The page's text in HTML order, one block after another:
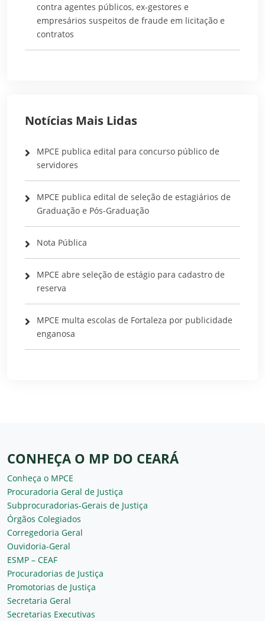
contra agentes públicos, ex-gestores e
empresários suspeitos de fraude em licitação e
contratos
Notícias Mais Lidas
MPCE publica edital para concurso público de
servidores
MPCE publica edital de seleção de estagiários de
Graduação e Pós-Graduação
Nota Pública
MPCE abre seleção de estágio para cadastro de
reserva
MPCE multa escolas de Fortaleza por publicidade
enganosa
CONHEÇA O MP DO CEARÁ
Conheça o MPCE
Procuradoria Geral de Justiça
Subprocuradorias-Gerais de Justiça
Órgãos Colegiados
Corregedoria Geral
Ouvidoria-Geral
ESMP – CEAF
Procuradorias de Justiça
Promotorias de Justiça
Secretaria Geral
Secretarias Executivas